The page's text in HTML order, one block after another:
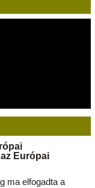
Európai
ma elfogadta a